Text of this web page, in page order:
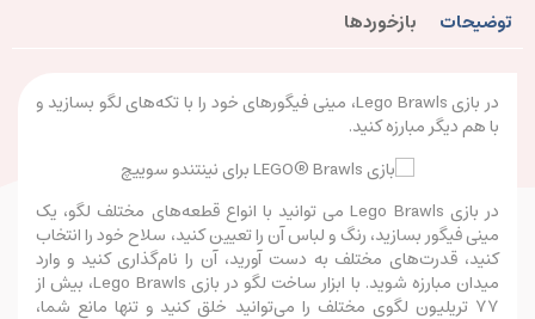
توضیحات بازخوردها
در بازی Lego Brawls، مینی فیگورهای خود را با تکه‌های لگو بسازید و
با هم دیگر مبارزه کنید.
در بازی Lego Brawls می توانید با انواع قطعه‌های مختلف لگو، یک
مینی فیگور بسازید، رنگ و لباس آن را تعیین کنید، سلاح خود را انتخاب
کنید، قدرت‌های مختلف به دست آورید، آن را نام‌گذاری کنید و وارد
میدان مبارزه شوید. با ابزار ساخت لگو در بازی Lego Brawls، بیش از
۷۷ تریلیون لگوی مختلف را می‌توانید خلق کنید و تنها مانع شما،